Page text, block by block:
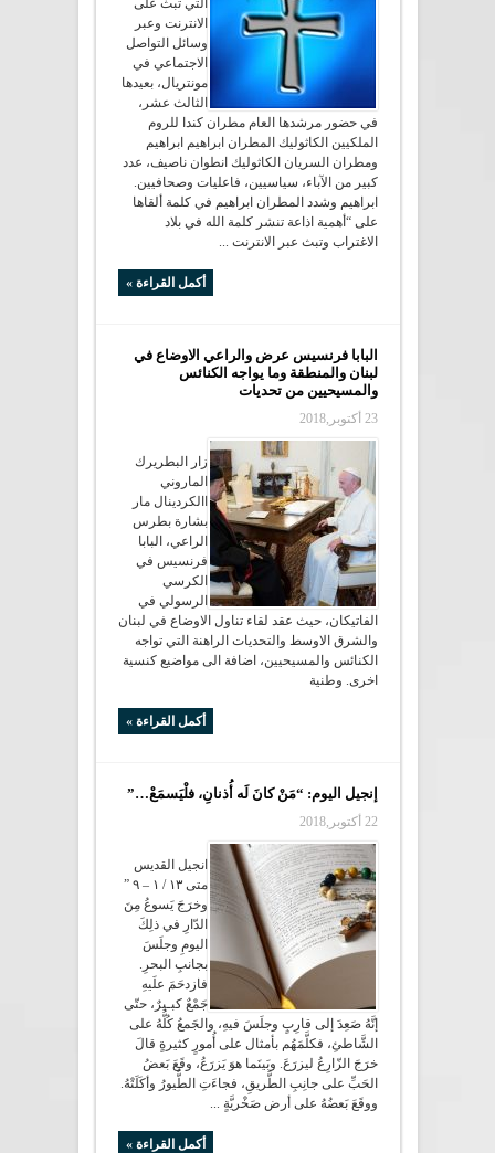
التي تبث على
الانترنت وعبر
وسائل التواصل
الاجتماعي في
مونتريال، بعيدها
الثالث عشر،
في حضور مرشدها العام مطران كندا للروم
الملكيين الكاثوليك المطران ابراهيم ابراهيم
ومطران السريان الكاثوليك انطوان ناصيف، عدد
كبير من الآباء، سياسيين، فاعليات وصحافيين.
ابراهيم وشدد المطران ابراهيم في كلمة ألقاها
على “أهمية اذاعة تنشر كلمة الله في بلاد
الاغتراب وتبث عبر الانترنت ...
أكمل القراءة »
البابا فرنسيس عرض والراعي الاوضاع في
لبنان والمنطقة وما يواجه الكنائس
والمسيحيين من تحديات
23 أكتوبر,2018
زار البطريرك
الماروني
االكردينال مار
بشارة بطرس
الراعي، البابا
فرنسيس في
الكرسي
الرسولي في
الفاتيكان، حيث عقد لقاء تناول الاوضاع في لبنان
والشرق الاوسط والتحديات الراهنة التي تواجه
الكنائس والمسيحيين، اضافة الى مواضيع كنسية
اخرى. وطنية
أكمل القراءة »
إنجيل اليوم: “مَنْ كانَ لَه أُذنانِ، فلْيَسمَعْ…”
22 أكتوبر,2018
انجيل القديس
متى ١٣ / ١ – ٩ ”
وخرَجَ يَسوعُ مِنَ
الدّارِ في ذلِكَ
اليومِ وجلَسَ
بجانبِ البحرِ.
فا‏زدحَمَ علَيهِ
جَمْعٌ كبـيرٌ، حتّى
إنَّهُ صَعِدَ إلى قارِبٍ وجلَسَ فيهِ، والجَمعُ كُلُّهُ على
الشَّاطئِ، فكلَّمَهُم بأمثال على أُمورٍ كثيرةٍ قالَ
خرَجَ الزّارِعُ ليزرَعَ. وبَينَما هوَ يَزرَعُ، وقَعَ بَعضُ
الحَبِّ على جانِبِ الطَّريقِ، فجاءَتِ الطُّيورُ وأكَلَتْهُ.
ووقَعَ بَعضُهُ على أرض صَخْريَّةٍ ...
أكمل القراءة »